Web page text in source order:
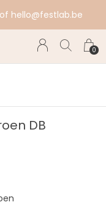
0
hello@festlab.be
DB